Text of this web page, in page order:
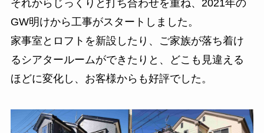
それからじっくりと打ち合わせを重ね、2021年の
GW明けから工事がスタートしました。
家事室とロフトを新設したり、ご家族が落ち着け
るシアタールームができたりと、どこも見違える
ほどに変化し、お客様からも好評でした。